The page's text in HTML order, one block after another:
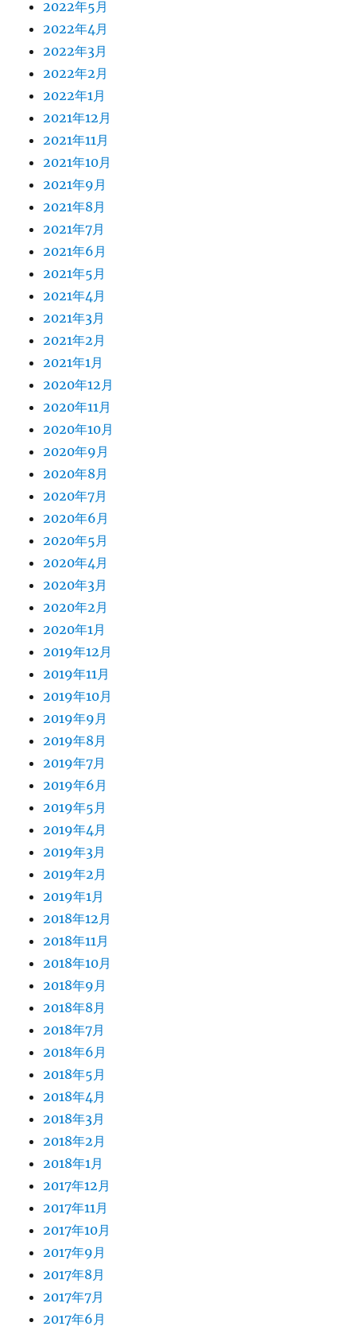
2022年5月
2022年4月
2022年3月
2022年2月
2022年1月
2021年12月
2021年11月
2021年10月
2021年9月
2021年8月
2021年7月
2021年6月
2021年5月
2021年4月
2021年3月
2021年2月
2021年1月
2020年12月
2020年11月
2020年10月
2020年9月
2020年8月
2020年7月
2020年6月
2020年5月
2020年4月
2020年3月
2020年2月
2020年1月
2019年12月
2019年11月
2019年10月
2019年9月
2019年8月
2019年7月
2019年6月
2019年5月
2019年4月
2019年3月
2019年2月
2019年1月
2018年12月
2018年11月
2018年10月
2018年9月
2018年8月
2018年7月
2018年6月
2018年5月
2018年4月
2018年3月
2018年2月
2018年1月
2017年12月
2017年11月
2017年10月
2017年9月
2017年8月
2017年7月
2017年6月